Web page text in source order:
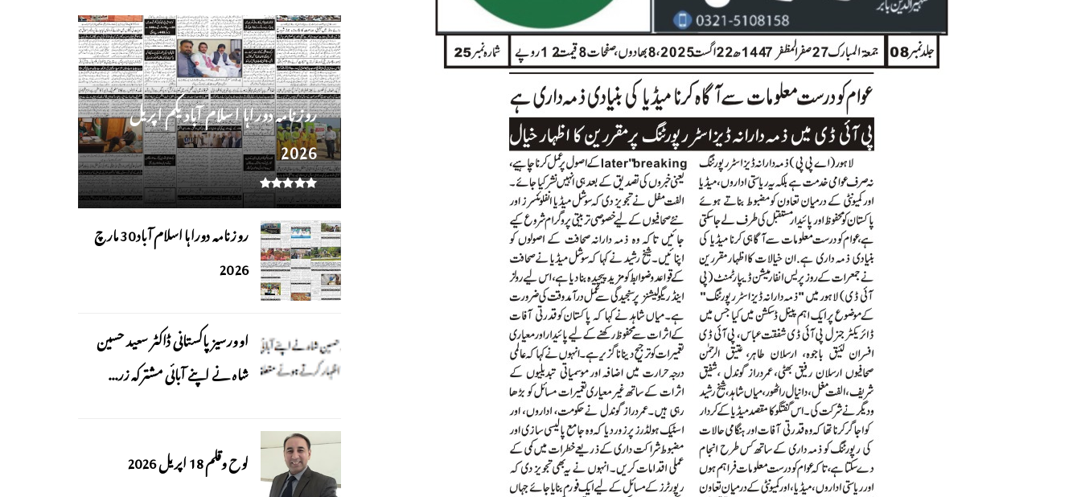
روز نامہ دوراہا اسلام آباد یکم اپریل
2026
روزنامہ دوراہا اسلام آباد 30 مارچ
2026
اوورسیز پاکستانی ڈاکٹر سعید حسین
شاہ نے اپنے آبائی مشترکہ زر...
لوح وقلم 18 اپریل 2026